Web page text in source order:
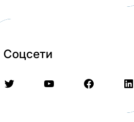
Соцсети
Twitter YouTube Facebook LinkedIn